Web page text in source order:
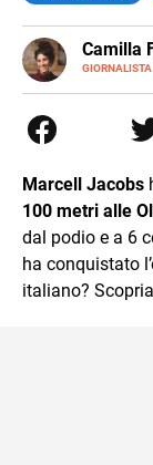
Camilla
GIORNALISTA
E-
MAIL
LINKEDIN
di
da lì non
mente.
Marcell Jacobs
100 metri alle
dal podio e a 6
ha conquistato
italiano?